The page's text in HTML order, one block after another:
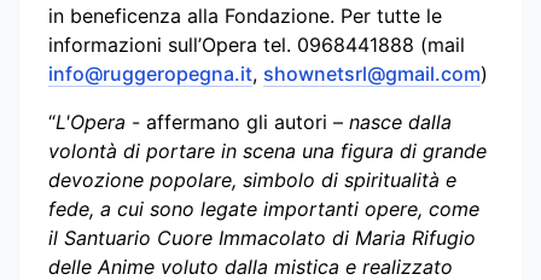
in beneficenza alla Fondazione. Per tutte le
informazioni sull’Opera tel. 0968441888 (mail
info@ruggeropegna.it, shownetsrl@gmail.com)
“L'Opera - affermano gli autori – nasce dalla
volontà di portare in scena una figura di grande
devozione popolare, simbolo di spiritualità e
fede, a cui sono legate importanti opere, come
il Santuario Cuore Immacolato di Maria Rifugio
delle Anime voluto dalla mistica e realizzato